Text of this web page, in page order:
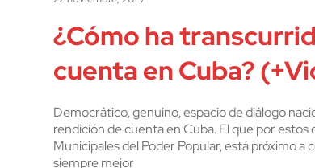
¿Cómo ha
cuenta en Cuba?
Democrático, genuino, espacio de diálogo
rendición de cuenta en Cuba. El que por estos
Municipales del Poder Popular, está próximo
siempre mejor